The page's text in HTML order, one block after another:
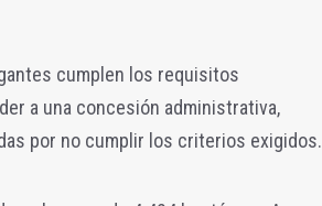
cumplen los requisitos
a una concesión administrativa,
por no cumplir los criterios exigidos.